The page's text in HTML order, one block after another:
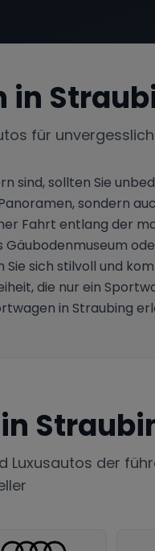
in
für
sind, sollten Sie
sondern
Fahrt entlang der
sich stilvoll und
die nur ein
in Straubing
Luxusautos der